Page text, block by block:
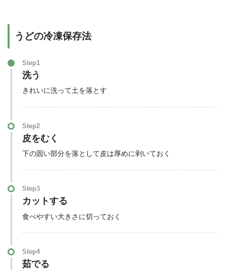
うどの冷凍保存法
Step1
洗う
きれいに洗って土を落とす
Step2
皮をむく
下の固い部分を落として皮は厚めに剥いておく
Step3
カットする
食べやすい大きさに切っておく
Step4
茹でる